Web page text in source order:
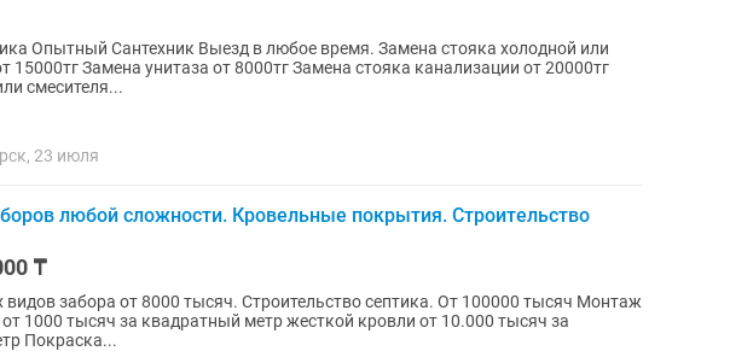
Сантехник Выезд в любое время. Замена стояка холодной или
15000тг Замена унитаза от 8000тг Замена стояка канализации от 20000тг
смесителя...
23 июля
любой сложности. Кровельные покрытия. Строительство
₸
забора от 8000 тысяч. Строительство септика. От 100000 тысяч Монтаж
1000 тысяч за квадратный метр жесткой кровли от 10.000 тысяч за
Покраска...